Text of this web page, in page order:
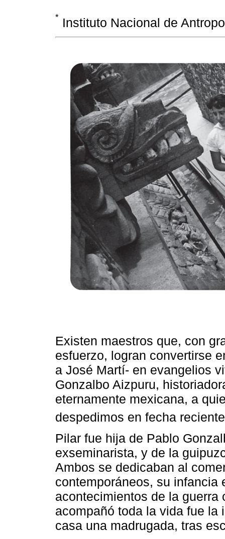
* Instituto Nacional de
Existen maestros que, con
esfuerzo, logran convertirse
a José Martí- en evangelios
Gonzalbo Aizpuru,
eternamente mexicana, a
despedimos en fecha
Pilar fue hija de Pablo
exseminarista, y de la
Ambos se dedicaban al
contemporáneos, su infancia
acontecimientos de la
acompañó toda la vida fue la
casa una madrugada, tras